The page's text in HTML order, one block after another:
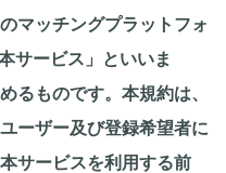
マッチングプラットフォ
サービス」といいま
るものです。本規約は、
ーザー及び登録希望者に
サービスを利用する前